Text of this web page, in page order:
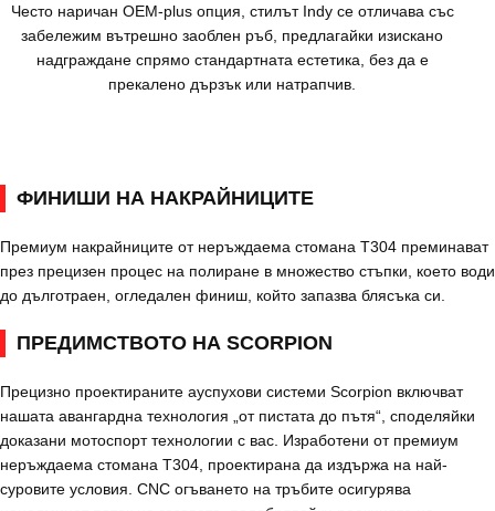
Често наричан OEM-plus опция, стилът Indy се отличава със
забележим вътрешно заоблен ръб, предлагайки изискано
надграждане спрямо стандартната естетика, без да е
прекалено дързък или натрапчив.
ФИНИШИ НА НАКРАЙНИЦИТЕ
Премиум накрайниците от неръждаема стомана T304 преминават
през прецизен процес на полиране в множество стъпки, което води
до дълготраен, огледален финиш, който запазва блясъка си.
ПРЕДИМСТВОТО НА SCORPION
Прецизно проектираните ауспухови системи Scorpion включват
нашата авангардна технология „от пистата до пътя“, споделяйки
доказани мотоспорт технологии с вас. Изработени от премиум
неръждаема стомана T304, проектирана да издържа на най-
суровите условия. CNC огъването на тръбите осигурява